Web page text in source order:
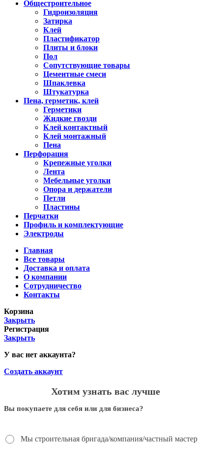
Общестроительное
Гидроизоляция
Затирка
Клей
Пластификатор
Плиты и блоки
Пол
Сопутствующие товары
Цементные смеси
Шпаклевка
Штукатурка
Пена, герметик, клей
Герметики
Жидкие гвозди
Клей контактный
Клей монтажный
Пена
Перфорация
Крепежные уголки
Лента
Мебельные уголки
Опора и держатели
Петли
Пластины
Перчатки
Профиль и комплектующие
Электроды
Главная
Все товары
Доставка и оплата
О компании
Сотрудничество
Контакты
Корзина
Закрыть
Регистрация
Закрыть
У вас нет аккаунта?
Создать аккаунт
Хотим узнать вас лучше
Вы покупаете для себя или для бизнеса?
Мы строительная бригада/компания/частный мастер